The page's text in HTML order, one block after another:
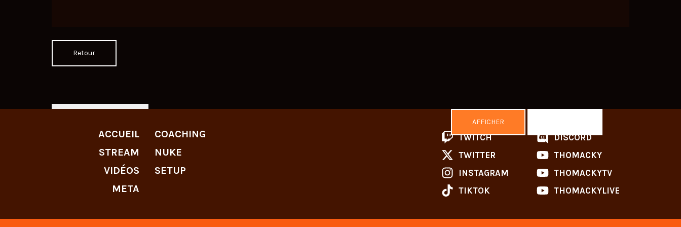
Retour
AFFICHER
ACCUEIL
STREAM
VIDÉOS
META
COACHING
NUKE
SETUP
TWITCH
TWITTER
INSTAGRAM
TIKTOK
DISCORD
THOMACKY
THOMACKYTV
THOMACKYLIVE